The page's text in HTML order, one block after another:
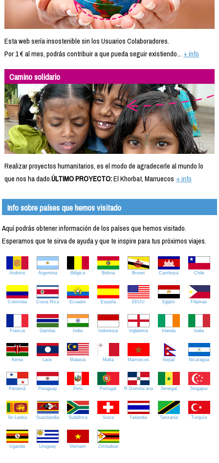
Esta web sería insostenible sin los Usuarios Colaboradores.
Por 1 € al mes, podrás contribuir a que pueda seguir existiendo... + info
Camino solidario
Realizar proyectos humanitarios, es el modo de agradecerle al mundo lo
que nos ha dado.ÚLTIMO PROYECTO:El Khorbat, Marruecos + info
Info sobre países que hemos visitado
Aquí podrás obtener información de los países que hemos visitado.
Esperamos que te sirva de ayuda y que te inspire para tus próximos viajes.
Andorra Argentina Bélgica Bolivia Brunei Camboya Chile
Colombia Costa Rica Ecuador España EEUU Egipto Filipinas
Francia Gambia India Indonesia Inglaterra Irlanda Italia
Kenia Laos Malasia Malta Marruecos Nepal Nicaragua
Panamá Paraguay Perú Portugal R.Dominicana Senegal Singapur
Sri Lanka Suazilandia Sudáfrica Suiza Tailandia Tanzania Turquía
Uganda Uruguay Vietnam Zimbabue